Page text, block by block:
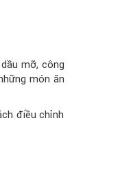
mỡ, công
món ăn
điều chỉnh